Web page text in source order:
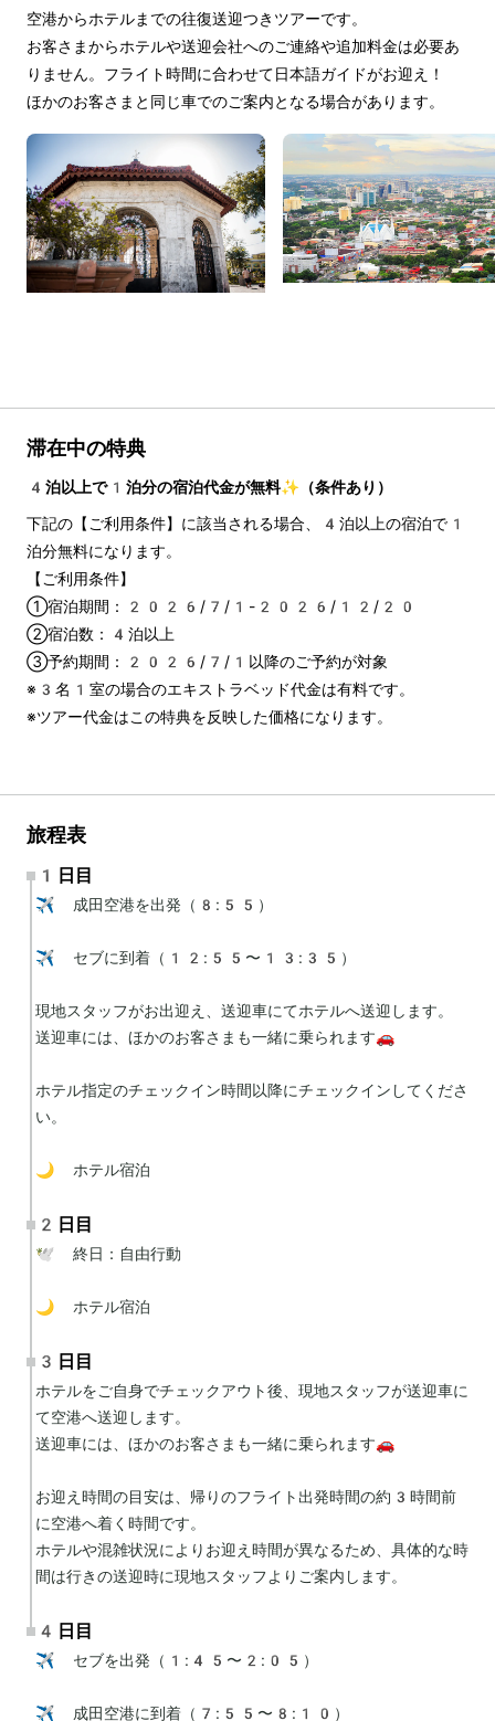
空港からホテルまでの往復送迎つきツアーです。
お客さまからホテルや送迎会社へのご連絡や追加料金は必要あ
りません。フライト時間に合わせて日本語ガイドがお迎え！
ほかのお客さまと同じ車でのご案内となる場合があります。
滞在中の特典
4泊以上で1泊分の宿泊代金が無料✨（条件あり）
下記の【ご利用条件】に該当される場合、4泊以上の宿泊で1
泊分無料になります。
【ご利用条件】
①宿泊期間：2026/7/1-2026/12/20
②宿泊数：4泊以上
③予約期間：2026/7/1以降のご予約が対象
※3名1室の場合のエキストラベッド代金は有料です。
※ツアー代金はこの特典を反映した価格になります。
旅程表
1日目
✈️ 成田空港を出発（8:55）
✈️ セブに到着（12:55〜13:35）
現地スタッフがお出迎え、送迎車にてホテルへ送迎します。
送迎車には、ほかのお客さまも一緒に乗られます🚗
ホテル指定のチェックイン時間以降にチェックインしてくださ
い。
🌙 ホテル宿泊
2日目
🕊 終日：自由行動
🌙 ホテル宿泊
3日目
ホテルをご自身でチェックアウト後、現地スタッフが送迎車に
て空港へ送迎します。
送迎車には、ほかのお客さまも一緒に乗られます🚗
お迎え時間の目安は、帰りのフライト出発時間の約3時間前
に空港へ着く時間です。
ホテルや混雑状況によりお迎え時間が異なるため、具体的な時
間は行きの送迎時に現地スタッフよりご案内します。
4日目
✈️ セブを出発（1:45〜2:05）
✈️ 成田空港に到着（7:55〜8:10）